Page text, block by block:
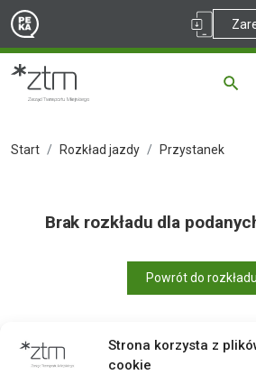
Strona korzysta z
cookie
Start Rozkład jazdy Przystanek
Brak rozkładu dla
Powrót do rozkładu